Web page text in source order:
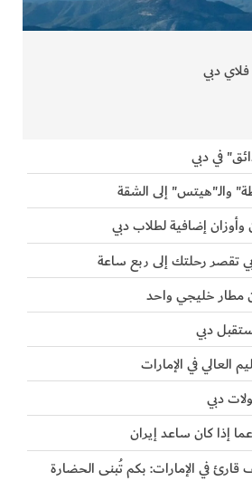
دبي
في دبي
والـ"هيتس" إلى الشقة
إضافية لطلاب دبي
دبي
العالي في الإمارات
دبي
إذا كان ساعد إيران